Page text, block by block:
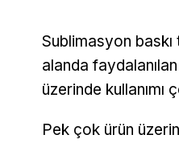
Sublimasyon
alanda
üzerinde kullanımı
Pek çok ürün